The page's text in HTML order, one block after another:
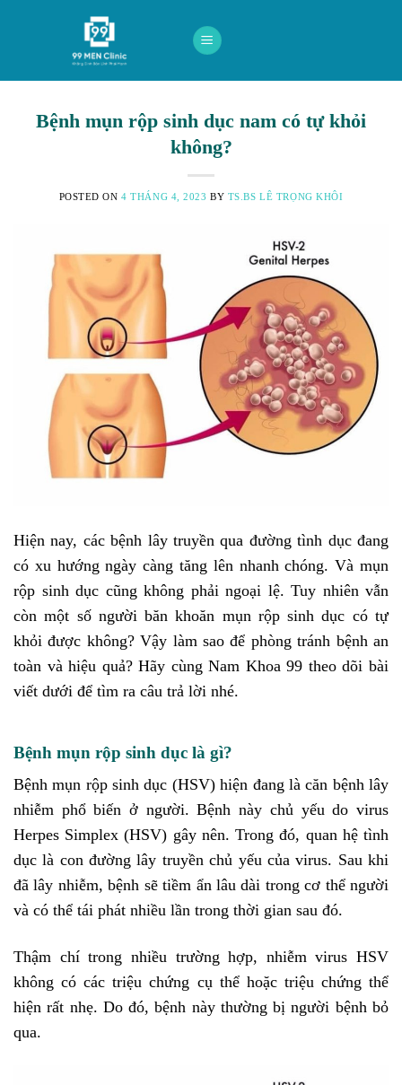
Bệnh mụn rộp sinh dục nam có tự khỏi
không?
POSTED ON4 THÁNG 4, 2023 BY TS.BS LÊ TRỌNG KHÔI
Hiện nay, các bệnh lây truyền qua đường tình dục đang
có xu hướng ngày càng tăng lên nhanh chóng. Và mụn
rộp sinh dục cũng không phải ngoại lệ. Tuy nhiên vẫn
còn một số người băn khoăn mụn rộp sinh dục có tự
khỏi được không? Vậy làm sao để phòng tránh bệnh an
toàn và hiệu quả? Hãy cùng Nam Khoa 99 theo dõi bài
viết dưới để tìm ra câu trả lời nhé.
Bệnh mụn rộp sinh dục là gì?
Bệnh mụn rộp sinh dục (HSV) hiện đang là căn bệnh lây
nhiễm phổ biến ở người. Bệnh này chủ yếu do virus
Herpes Simplex (HSV) gây nên. Trong đó, quan hệ tình
dục là con đường lây truyền chủ yếu của virus. Sau khi
đã lây nhiễm, bệnh sẽ tiềm ẩn lâu dài trong cơ thể người
và có thể tái phát nhiều lần trong thời gian sau đó.
Thậm chí trong nhiều trường hợp, nhiễm virus HSV
không có các triệu chứng cụ thể hoặc triệu chứng thể
hiện rất nhẹ. Do đó, bệnh này thường bị người bệnh bỏ
qua.